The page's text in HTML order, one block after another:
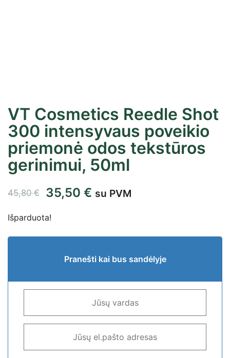
VT Cosmetics Reedle Shot
300 intensyvaus poveikio
priemonė odos tekstūros
gerinimui, 50ml
45,80€ 35,50 € su PVM
Išparduota!
Pranešti kai bus sandėlyje